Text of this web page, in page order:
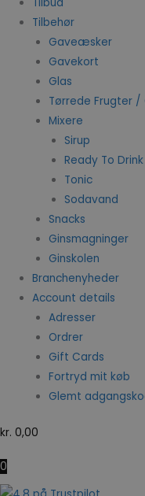
Tilbud
Tilbehør
Gaveæsker
Gavekort
Glas
Tørrede Frugter /
Mixere
Sirup
Ready To Drink
Tonic
Sodavand
Snacks
Ginsmagninger
Ginskolen
Branchenyheder
Account details
Adresser
Ordrer
Gift Cards
Fortryd mit køb
Glemt
kr. 0,00
0